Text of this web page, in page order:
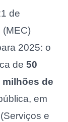
de
2025: o
de 50
milhões de
em
e